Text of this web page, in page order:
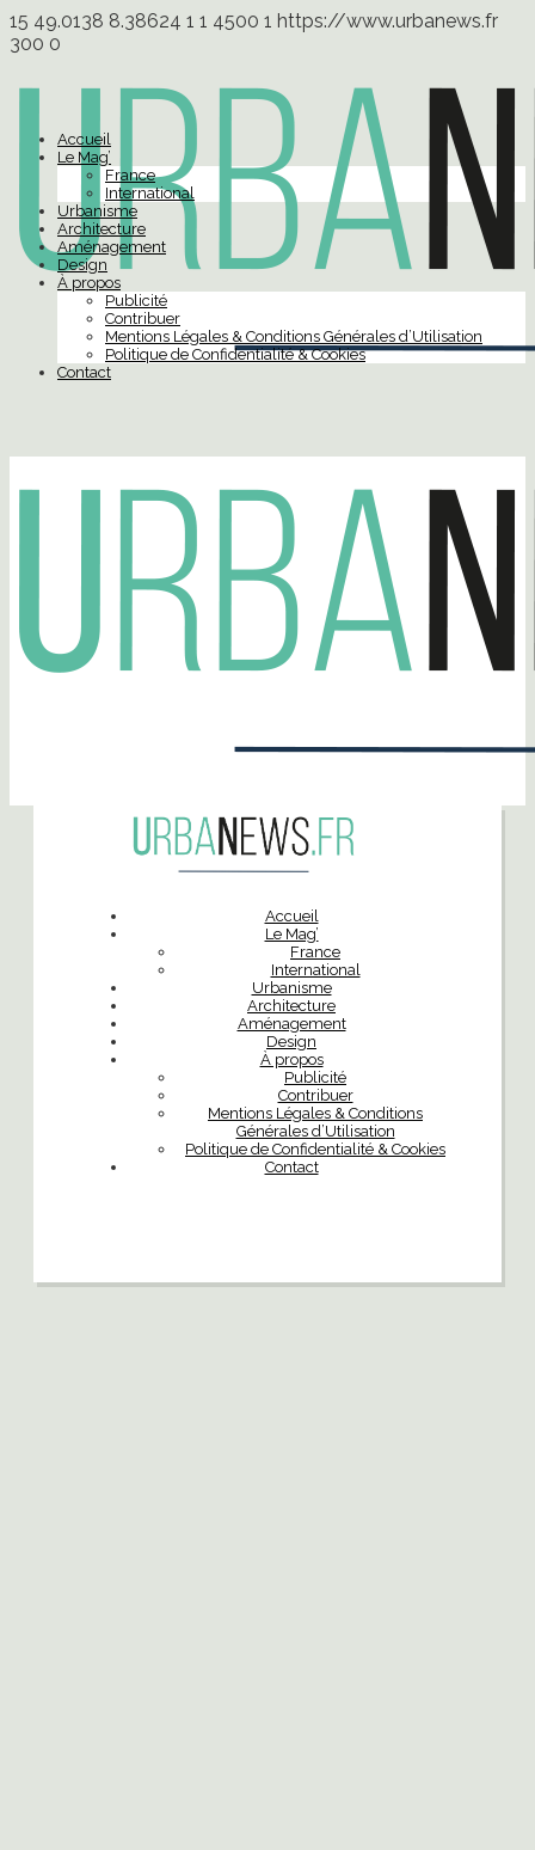
15 49.0138 8.38624 1 1 4500 1 https://www.urbanews.fr
300 0
Accueil
Le Mag’
France
International
Urbanisme
Architecture
Aménagement
Design
À propos
Publicité
Contribuer
Mentions Légales & Conditions Générales d’Utilisation
Politique de Confidentialité & Cookies
Contact
Accueil
Le Mag’
France
International
Urbanisme
Architecture
Aménagement
Design
À propos
Publicité
Contribuer
Mentions Légales & Conditions
Générales d’Utilisation
Politique de Confidentialité & Cookies
Contact